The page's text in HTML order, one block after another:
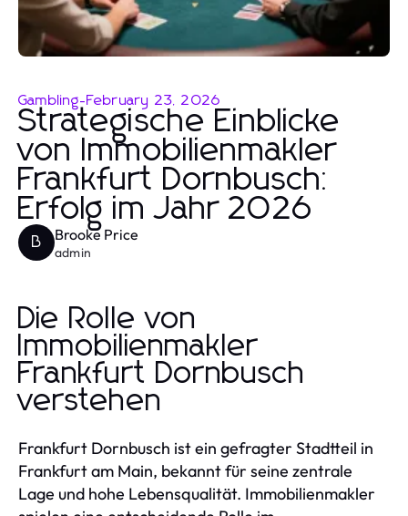
Gambling-February 23, 2026
Strategische Einblicke
von Immobilienmakler
Frankfurt Dornbusch:
Erfolg im Jahr 2026
B Brooke Price
admin
Die Rolle von
Immobilienmakler
Frankfurt Dornbusch
verstehen
Frankfurt Dornbusch ist ein gefragter Stadtteil in
Frankfurt am Main, bekannt für seine zentrale
Lage und hohe Lebensqualität. Immobilienmakler